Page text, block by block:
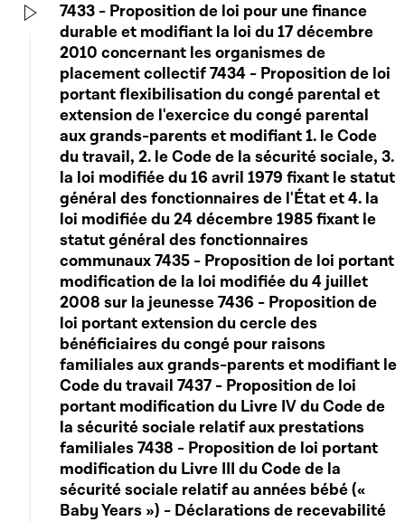
7433 - Proposition de loi pour une finance
durable et modifiant la loi du 17 décembre
2010 concernant les organismes de
placement collectif 7434 - Proposition de loi
portant flexibilisation du congé parental et
extension de l'exercice du congé parental
aux grands-parents et modifiant 1. le Code
du travail, 2. le Code de la sécurité sociale, 3.
la loi modifiée du 16 avril 1979 fixant le statut
général des fonctionnaires de l'État et 4. la
loi modifiée du 24 décembre 1985 fixant le
statut général des fonctionnaires
communaux 7435 - Proposition de loi portant
modification de la loi modifiée du 4 juillet
2008 sur la jeunesse 7436 - Proposition de
loi portant extension du cercle des
bénéficiaires du congé pour raisons
familiales aux grands-parents et modifiant le
Code du travail 7437 - Proposition de loi
portant modification du Livre IV du Code de
la sécurité sociale relatif aux prestations
familiales 7438 - Proposition de loi portant
modification du Livre III du Code de la
sécurité sociale relatif au années bébé («
Baby Years ») - Déclarations de recevabilité